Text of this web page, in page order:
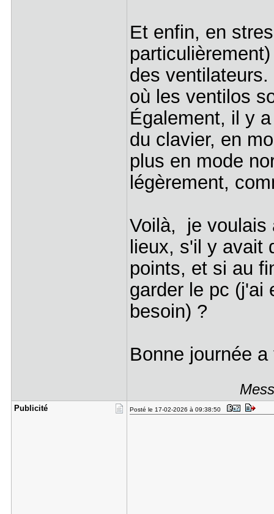
Et enfin, en
des
où les ventilos
Également, il y
du clavier, en
plus en mode
légèrement,
Voilà, je voulais
lieux, s'il y avait
points, et si au
garder le pc (j'ai
besoin) ?
Bonne journée
Publicité Posté le 17-02-2026 à 09:38:50